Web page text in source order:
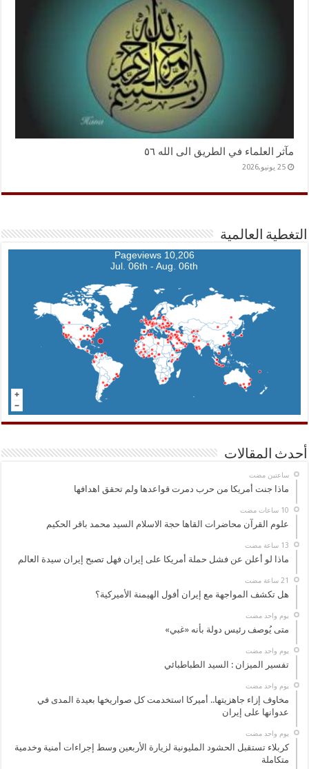
مآثر العلماء في الطريق الى الله ٥٦
25 يونيو,2026
التغطية العالمية
10,206 Pageviews
Jul. 06th - Aug. 06th
أحدث المقالات
‏ساعتين مضت
ماذا جنت أمريكا من حرب دمرت قواعدها ولم تحقق اهدافها
علوم القرآن محاضرات القاها حجة الاسلام السيد محمد باقر الحكيم
ماذا لو أعلن عن فشل حملة أمريكا على إيران فهل تصبح إيران سيدة العالم
هل تكشف المواجهة مع إيران أفول الهيمنة الأميركية؟
‏يوم واحد مضت
متى يُوصف رئيس دولة بأنه «غبي»
‏يوم واحد مضت
تفسير الميزان : السيد الطباطبائي
‏يوم واحد مضت
مخاوف إزاء جاهزيتها.. أميركا استخدمت كل صواريخها بعيدة المدى في
عدوانها على إيران
‏يوم واحد مضت
كربلاء تستقبل الحشود المليونية لزيارة الأربعين وسط إجراءات أمنية وخدمية
متكاملة